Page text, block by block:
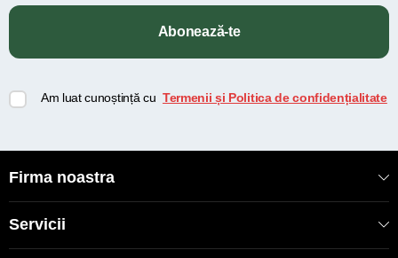
Abonează-te
Am luat cunoștință cu Termenii și Politica de confidențialitate
Firma noastra
Servicii